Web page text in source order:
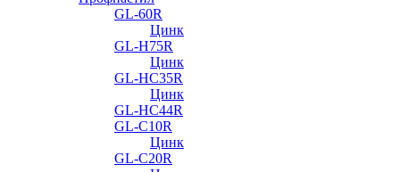
GL-60R
Цинк
GL-H75R
Цинк
GL-HC35R
Цинк
GL-HC44R
GL-С10R
Цинк
GL-С20R